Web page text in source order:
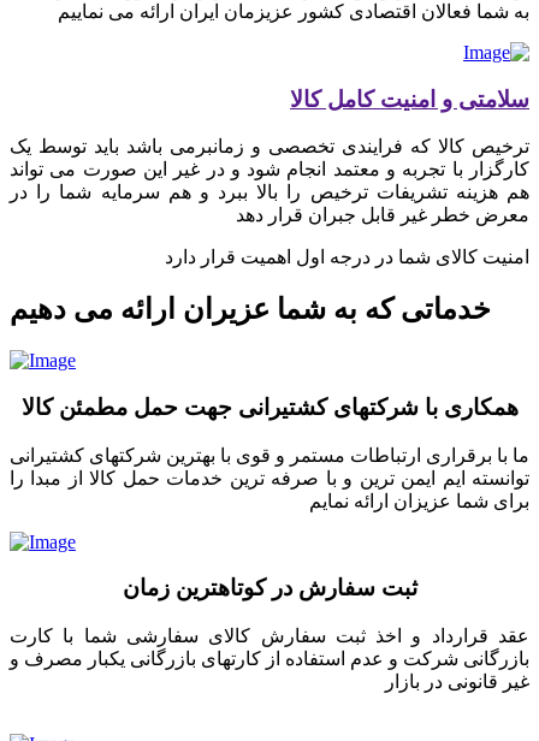
به شما فعالان اقتصادی کشور عزیزمان ایران ارائه می نماییم
سلامتی و امنیت کامل کالا
ترخیص کالا که فرایندی تخصصی و زمانبرمی باشد باید توسط یک
کارگزار با تجربه و معتمد انجام شود و در غیر این صورت می تواند
هم هزینه تشریفات ترخیص را بالا ببرد و هم سرمایه شما را در
معرض خطر غیر قابل جبران قرار دهد
امنیت کالای شما در درجه اول اهمیت قرار دارد
خدماتی که به شما عزیران ارائه می دهیم
همکاری با شرکتهای کشتیرانی جهت حمل مطمئن کالا
ما با برقراری ارتباطات مستمر و قوی با بهترین شرکتهای کشتیرانی
توانسته ایم ایمن ترین و با صرفه ترین خدمات حمل کالا از مبدا را
برای شما عزیزان ارائه نمایم
ثبت سفارش در کوتاهترین زمان
عقد قرارداد و اخذ ثبت سفارش کالای سفارشی شما با کارت
بازرگانی شرکت و عدم استفاده از کارتهای بازرگانی یکبار مصرف و
غیر قانونی در بازار